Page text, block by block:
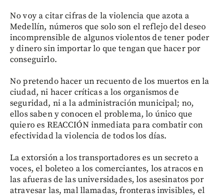
No voy a citar cifras de la violencia que azota a
Medellín, números que solo son el reflejo del deseo
incomprensible de algunos violentos de tener poder
y dinero sin importar lo que tengan que hacer por
conseguirlo.
No pretendo hacer un recuento de los muertos en la
ciudad, ni hacer críticas a los organismos de
seguridad, ni a la administración municipal; no,
ellos saben y conocen el problema, lo único que
quiero es REACCIÓN inmediata para combatir con
efectividad la violencia de todos los días.
La extorsión a los transportadores es un secreto a
voces, el boleteo a los comerciantes, los atracos en
las afueras de las universidades, los asesinatos por
atravesar las, mal llamadas, fronteras invisibles, el